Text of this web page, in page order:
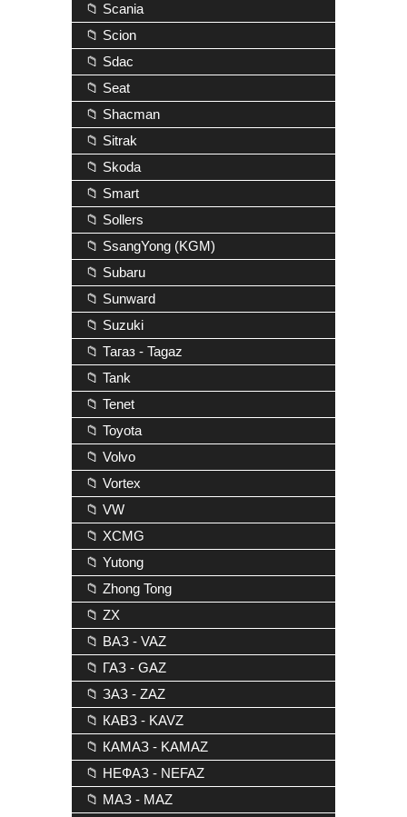
📁 Scania
📁 Scion
📁 Sdac
📁 Seat
📁 Shacman
📁 Sitrak
📁 Skoda
📁 Smart
📁 Sollers
📁 SsangYong (KGM)
📁 Subaru
📁 Sunward
📁 Suzuki
📁 Тагаз - Tagaz
📁 Tank
📁 Tenet
📁 Toyota
📁 Volvo
📁 Vortex
📁 VW
📁 XCMG
📁 Yutong
📁 Zhong Tong
📁 ZX
📁 ВАЗ - VAZ
📁 ГАЗ - GAZ
📁 ЗАЗ - ZAZ
📁 КАВЗ - KAVZ
📁 КАМАЗ - KAMAZ
📁 НЕФАЗ - NEFAZ
📁 МАЗ - MAZ